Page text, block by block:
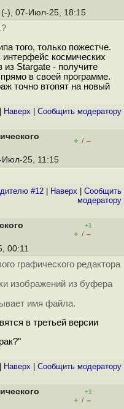
(-), 07-Июл-25, 18:15
того, только пожестче.
космических
из Stargate - получите
в своей программе.
точно втопят на новый
Наверх Cообщить модератору
+ / –
Июл-25, 11:15
#12 Наверх
Cообщить
модератору
+1
+ / –
00:11
графического редактора
изображений из буфера
имя файла.
в третьей версии
Наверх Cообщить модератору
+1
+ / –